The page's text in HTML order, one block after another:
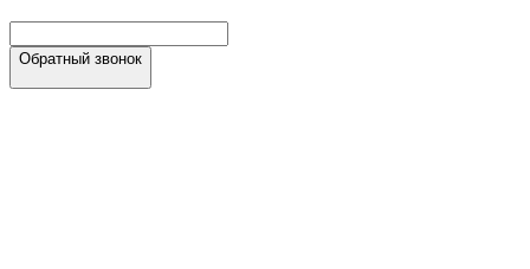
Обратный звонок